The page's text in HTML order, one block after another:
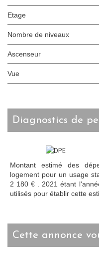
Etage
Nombre de niveaux
Ascenseur
Vue
diagnostics de
Montant estimé des
logement pour un usage
2 180 € . 2021 étant
utilisés pour établir cette
cette annonce